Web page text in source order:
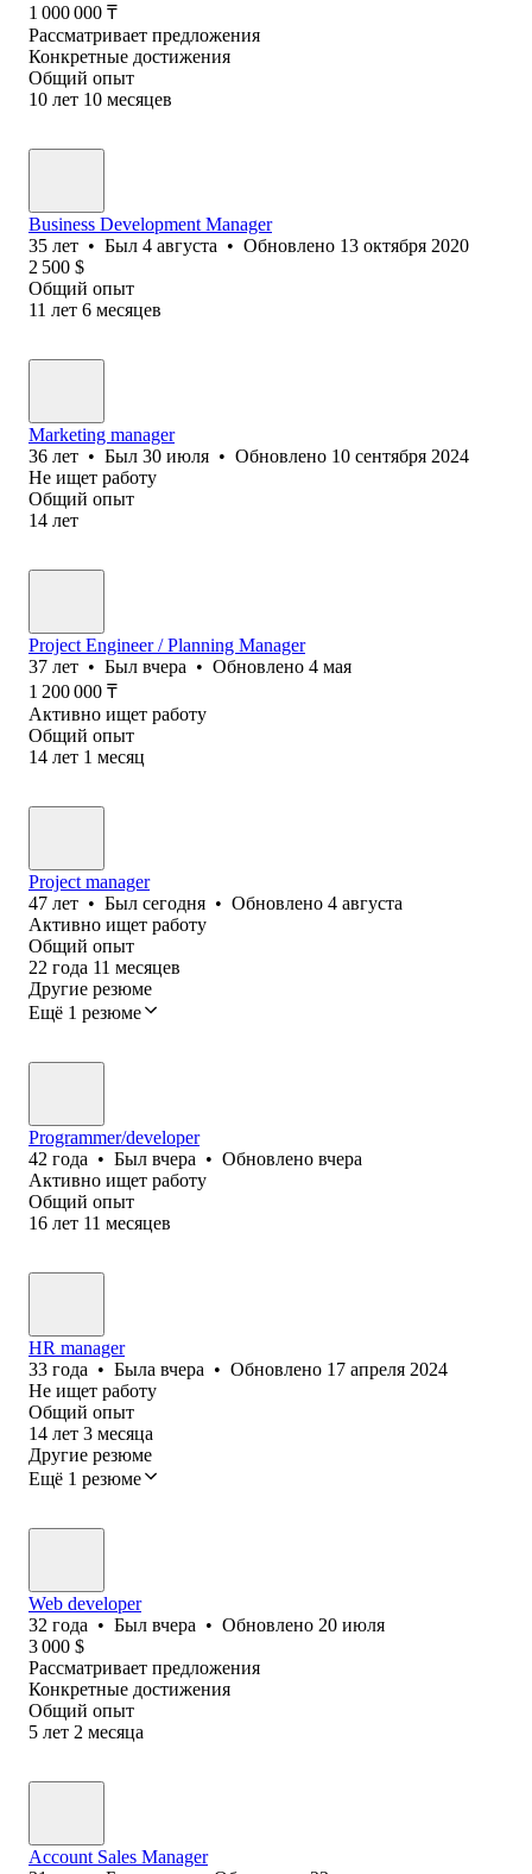
1 000 000 ₸
Рассматривает предложения
Конкретные достижения
Общий опыт
10 лет 10 месяцев
Business Development Manager
35 лет • Был 4 августа • Обновлено 13 октября 2020
2 500 $
Общий опыт
11 лет 6 месяцев
Marketing manager
36 лет • Был 30 июля • Обновлено 10 сентября 2024
Не ищет работу
Общий опыт
14 лет
Project Engineer / Planning Manager
37 лет • Был вчера • Обновлено 4 мая
1 200 000 ₸
Активно ищет работу
Общий опыт
14 лет 1 месяц
Project manager
47 лет • Был сегодня • Обновлено 4 августа
Активно ищет работу
Общий опыт
22 года 11 месяцев
Другие резюме
Ещё 1 резюме
Programmer/developer
42 года • Был вчера • Обновлено вчера
Активно ищет работу
Общий опыт
16 лет 11 месяцев
HR manager
33 года • Была вчера • Обновлено 17 апреля 2024
Не ищет работу
Общий опыт
14 лет 3 месяца
Другие резюме
Ещё 1 резюме
Web developer
32 года • Был вчера • Обновлено 20 июля
3 000 $
Рассматривает предложения
Конкретные достижения
Общий опыт
5 лет 2 месяца
Account Sales Manager